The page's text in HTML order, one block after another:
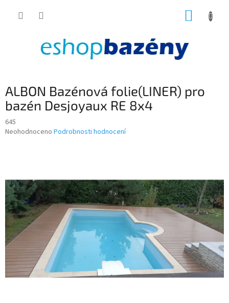
ALBON Bazénová folie(LINER) pro
bazén Desjoyaux RE 8x4
645
Průměrné
z
5
hvězdiček.
Neohodnoceno Podrobnosti hodnocení